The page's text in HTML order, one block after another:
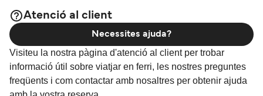
Atenció al client
Visiteu la nostra pàgina d'atenció al client per trobar
informació útil sobre viatjar en ferri, les nostres preguntes
freqüents i com contactar amb nosaltres per obtenir ajuda
Necessites ajuda?